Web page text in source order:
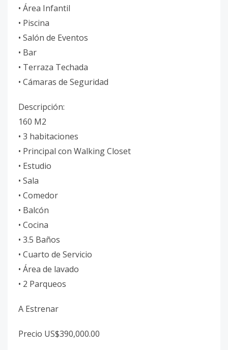
• Área Infantil
• Piscina
• Salón de Eventos
• Bar
• Terraza Techada
• Cámaras de Seguridad
Descripción:
160 M2
• 3 habitaciones
• Principal con Walking Closet
• Estudio
• Sala
• Comedor
• Balcón
• Cocina
• 3.5 Baños
• Cuarto de Servicio
• Área de lavado
• 2 Parqueos
A Estrenar
Precio US$390,000.00